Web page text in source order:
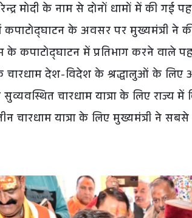
मोदी के नाम से दोनों धामों में की गई
कपाटोद्घाटन के अवसर पर मुख्यमंत्री ने
के कपाटोद्घाटन में प्रतिभाग करने वाले
चारधाम देश-विदेश के श्रद्धालुओं के लिए
चारधाम यात्रा के लिए राज्य
चारधाम यात्रा के लिए मुख्यमंत्री ने